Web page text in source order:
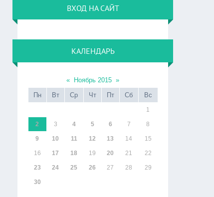
ВХОД НА САЙТ
КАЛЕНДАРЬ
« Ноябрь 2015 »
Пн
Вт Ср Чт Пт Сб Вс
1
2 3 4 5 6 7 8
9 10 11 12 13 14 15
16 17 18 19 20 21 22
23 24 25 26 27 28 29
30